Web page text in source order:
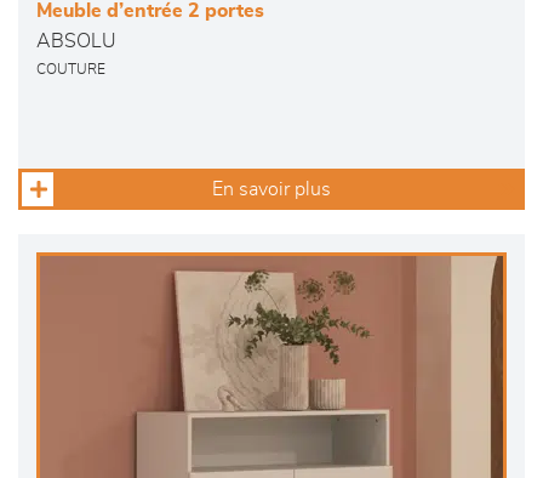
Meuble d’entrée 2 portes
ABSOLU
COUTURE
En savoir plus